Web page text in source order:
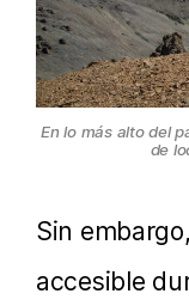
En lo más alto del
de
Sin
accesible